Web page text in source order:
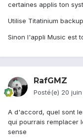
certaines applis ton
Utilise Titatinium
Sinon l'appli Music est
RafGMZ
Posté(e) 20 juin
A d'accord, quel sont
qui pourrais remplacer
sense